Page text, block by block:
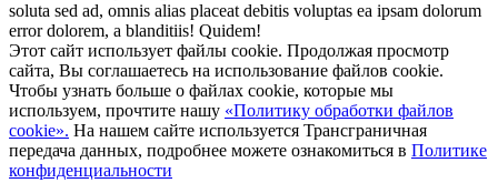
soluta sed ad, omnis alias placeat debitis voluptas ea ipsam dolorum
error dolorem, a blanditiis! Quidem!
Этот сайт использует файлы cookie. Продолжая просмотр
сайта, Вы соглашаетесь на использование файлов cookie.
Чтобы узнать больше о файлах cookie, которые мы
используем, прочтите нашу «Политику обработки файлов
cookie». На нашем сайте используется Трансграничная
передача данных, подробнее можете ознакомиться в Политике
конфиденциальности